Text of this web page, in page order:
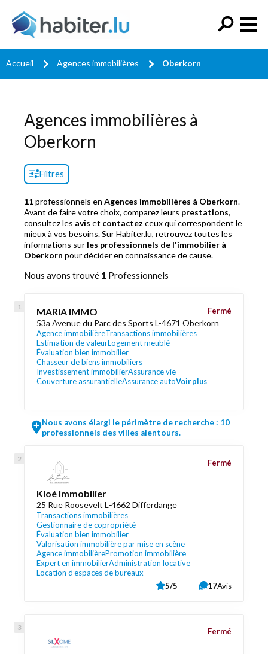
Accueil Agences immobilières Oberkorn
Agences immobilières à
Oberkorn
Filtres
11professionnels en Agences immobilières à Oberkorn.
Avant de faire votre choix, comparez leurs prestations,
consultez les avis et contactez ceux qui correspondent le
mieux à vos besoins. Sur Habiter.lu, retrouvez toutes les
informations sur les professionnels de l'immobilier à
Oberkorn pour décider en connaissance de cause.
Nous avons trouvé 1 Professionnels
MARIA IMMO
53a Avenue du Parc des Sports L-4671 Oberkorn
Agence immobilièreTransactions immobilières
Estimation de valeurLogement meublé
Évaluation bien immobilier
Chasseur de biens immobiliers
Investissement immobilierAssurance vie
Couverture assurantielleAssurance autoVoir plus
Fermé
Nous avons élargi le périmètre de recherche : 10
professionnels des villes alentours.
Kloé Immobilier
25 Rue Roosevelt L-4662 Differdange
Transactions immobilières
Gestionnaire de copropriété
Évaluation bien immobilier
Valorisation immobilière par mise en scène
Agence immobilièrePromotion immobilière
Expert en immobilierAdministration locative
Location d’espaces de bureaux
Fermé
5/5 17Avis
Fermé